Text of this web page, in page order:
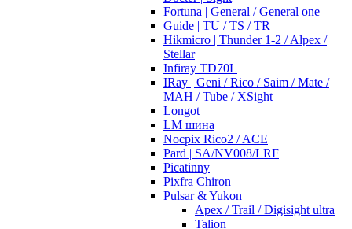
Fortuna | General / General one
Guide | TU / TS / TR
Hikmicro | Thunder 1-2 / Alpex /
Stellar
Infiray TD70L
IRay | Geni / Rico / Saim / Mate /
MAH / Tube / XSight
Longot
LM шина
Nocpix Rico2 / ACE
Pard | SA/NV008/LRF
Picatinny
Pixfra Chiron
Pulsar & Yukon
Apex / Trail / Digisight ultra
Talion